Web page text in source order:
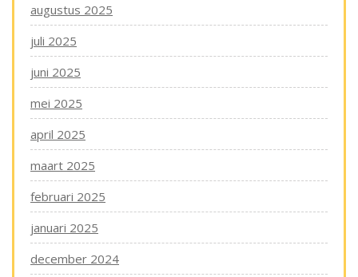
augustus 2025
juli 2025
juni 2025
mei 2025
april 2025
maart 2025
februari 2025
januari 2025
december 2024